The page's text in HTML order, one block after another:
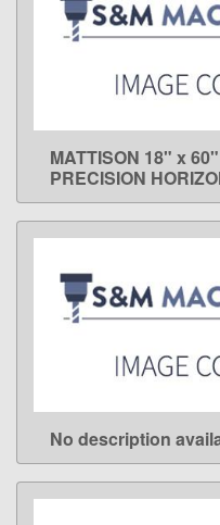
MATTISON 18" x
PRECISION
No description